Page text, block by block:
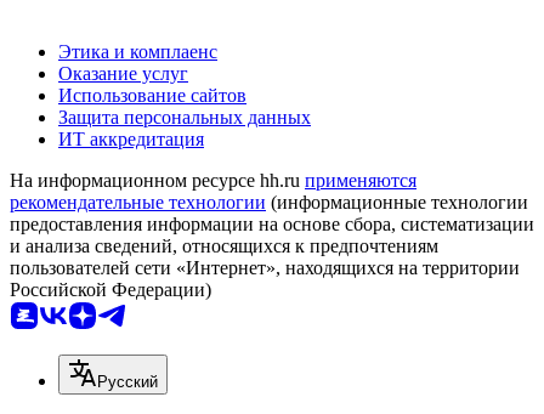
Этика и комплаенс
Оказание услуг
Использование сайтов
Защита персональных данных
ИТ аккредитация
На информационном ресурсе hh.ru применяются
рекомендательные технологии (информационные технологии
предоставления информации на основе сбора, систематизации
и анализа сведений, относящихся к предпочтениям
пользователей сети «Интернет», находящихся на территории
Российской Федерации)
Русский